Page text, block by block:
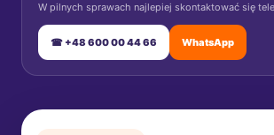
W pilnych sprawach najlepiej skontaktować się
☎ +48 600 00 44 66 WhatsApp